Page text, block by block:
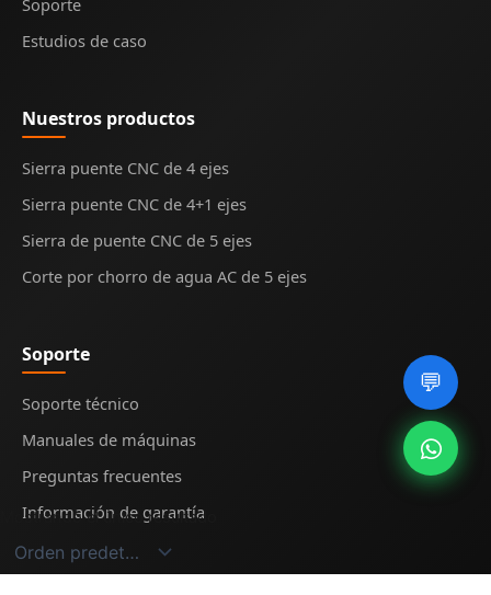
💬
Mostrando el único resultado
Soporte
Estudios de caso
Nuestros productos
Sierra puente CNC de 4 ejes
Sierra puente CNC de 4+1 ejes
Sierra de puente CNC de 5 ejes
Corte por chorro de agua AC de 5 ejes
Soporte
Soporte técnico
Manuales de máquinas
Preguntas frecuentes
Información de garantía